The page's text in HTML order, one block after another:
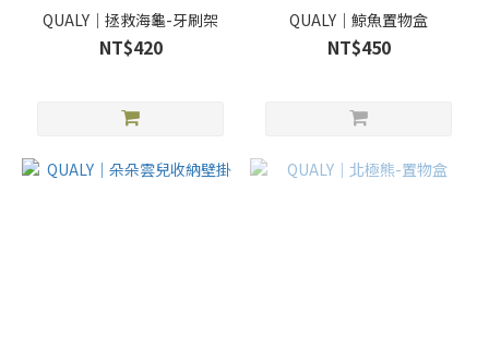
QUALY｜拯救海龜-牙刷架
NT$420
QUALY｜鯨魚置物盒
NT$450